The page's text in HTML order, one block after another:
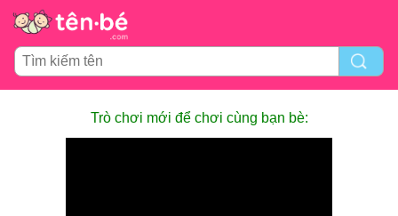
Trò chơi mới để chơi cùng bạn bè: